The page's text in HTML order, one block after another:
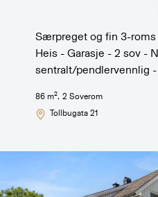
Særpreget og fin 3-
Heis - Garasje - 2 sov -
sentralt/pendlervennlig
86 m2, 2 Soverom
Tollbugata 21